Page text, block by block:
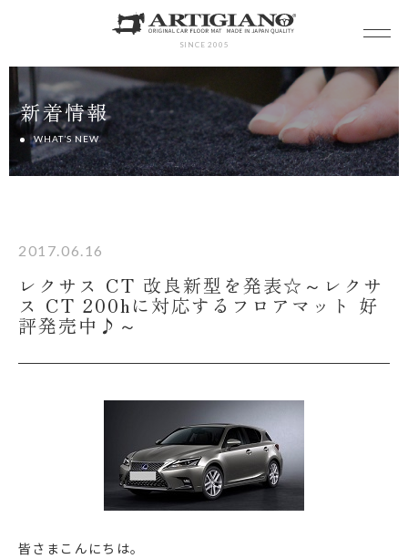
SINCE 2005
新着情報
WHAT’S NEW
2017.06.16
レクサス CT 改良新型を発表☆～レクサ
ス CT 200hに対応するフロアマット 好
評発売中♪～
皆さまこんにちは。